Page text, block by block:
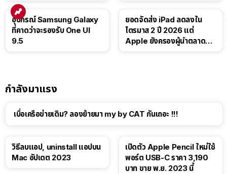
อุปกรณ์ Samsung Galaxy
ที่คาดว่าจะรองรับ One UI
9.5
ยอดจัดส่ง iPad ลดลงใน
ไตรมาส 2 ปี 2026 แต่
Apple ยังครองผู้นำตลาด
กำลังมาแรง
เบื่อเครือข่ายเดิม? ลองย้ายมา my by CAT กันเถอะ !!!
วิธีลบแอป, uninstall แอปบน
Mac อัปเดต 2023
เปิดตัว Apple Pencil ใหม่ใช้
พอร์ต USB-C ราคา 3,190
บาท ขาย พ.ย. 2023 นี้